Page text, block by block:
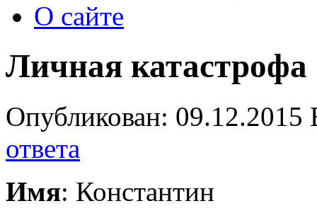
О сайте
Личная катастрофа
Опубликован:
ответа
Имя: Константин